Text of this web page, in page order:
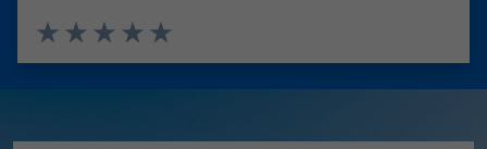
Valuta 5 stelle su 5
Valuta 4 stelle su 5
Valuta 3 stelle su 5
Valuta 2 stelle su 5
Valuta 1 stelle su 5